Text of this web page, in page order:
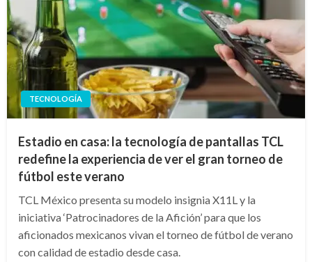
TECNOLOGÍA
Estadio en casa: la tecnología de pantallas TCL
redefine la experiencia de ver el gran torneo de
fútbol este verano
TCL México presenta su modelo insignia X11L y la
iniciativa ‘Patrocinadores de la Afición’ para que los
aficionados mexicanos vivan el torneo de fútbol de verano
con calidad de estadio desde casa.